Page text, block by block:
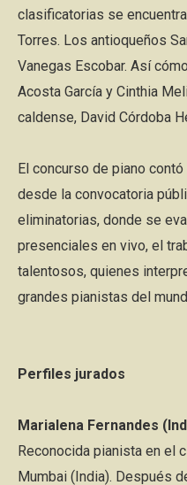
clasificatorias se
Torres. Los antioqueños
Vanegas Escobar. Así
Acosta García y Cinthia
caldense, David Córdoba
El concurso de piano
desde la convocatoria
eliminatorias, donde se
presenciales en vivo, el
talentosos, quienes
grandes pianistas del
Perfiles jurados
Marialena Fernandes
Reconocida pianista en el
Mumbai (India). Después